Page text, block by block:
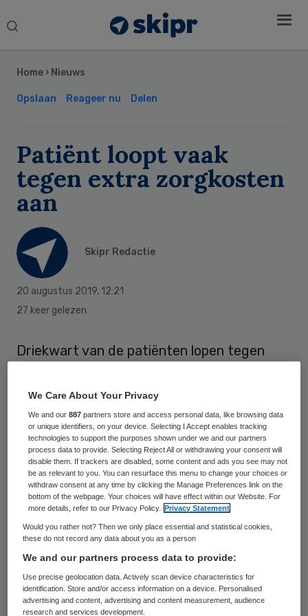
Search
Home › Nieuws
Opslaan Reageer nu Delen
Patiënt loopt vaak
tegen extra zorgkosten
aan
Skipr Redactie
20 augustus 2019, 12:21
27 keer gelezen
Driekwart van de patiënten lopen tegen
ziektekostenverzekering en het eigen risico
om. Dat maakte Patiëntenfederatie
Nederland bekend op basis van onderzoek
onder bijna 8000 mensen.
Het gaat om betalen voor medicijnen,
pijnstillers of vitamines en
wondverzorgingsmiddelen. Ook voor
mondzorg, bril of contactlenzen,
hulpmiddelen en fysiotherapie moet vaak
worden bijbetaald.
Sidebar
We Care About Your Privacy
We and our887 partners store and access personal data, like browsing data
or unique identifiers, on your device. Selecting I Accept enables tracking
technologies to support the purposes shown under we and our partners
process data to provide. Selecting Reject All or withdrawing your consent will
disable them. If trackers are disabled, some content and ads you see may not
be as relevant to you. You can resurface this menu to change your choices or
withdraw consent at any time by clicking the Manage Preferences link on the
bottom of the webpage. Your choices will have effect within our Website. For
more details, refer to our Privacy Policy.
Privacy Statement
Would you rather not? Then we only place essential and statistical cookies,
these do not record any data about you as a person
We and our partners process data to provide:
Use precise geolocation data. Actively scan device characteristics for
identification. Store and/or access information on a device. Personalised
advertising and content, advertising and content measurement, audience
research and services development.